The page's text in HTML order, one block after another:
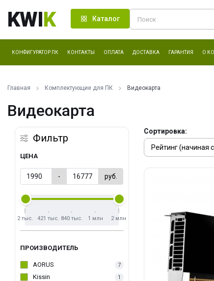
KWIK Каталог
КОНФИГУРАТОР ПК КОНТАКТЫ ОПЛАТА ДОСТАВКА ГАРАНТИЯ О
Главная Комплектующие для ПК Видеокарта
Видеокарта
Фильтр
ЦЕНА
- руб.
2 тыс. 421 тыс. 840 тыс. 1 млн 2 млн
ПРОИЗВОДИТЕЛЬ
AORUS 7
Kissin 1
Сортировка: